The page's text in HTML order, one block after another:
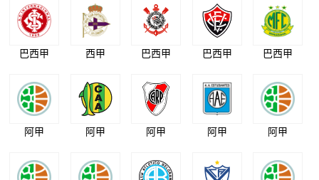
巴西甲 西甲 巴西甲 巴西甲 巴西甲
阿甲 阿甲 阿甲 阿甲 阿甲